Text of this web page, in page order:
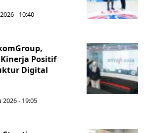
- 10:40
Positif
Digital
2026 - 19:05